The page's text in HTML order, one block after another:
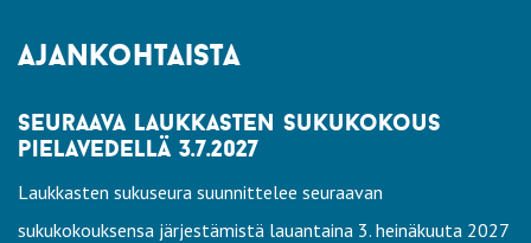
ajankohtaista
seuraava laukkasten sukukokous
pielavedellä 3.7.2027
Laukkasten sukuseura suunnittelee seuraavan
sukukokouksensa järjestämistä lauantaina 3. heinäkuuta 2027